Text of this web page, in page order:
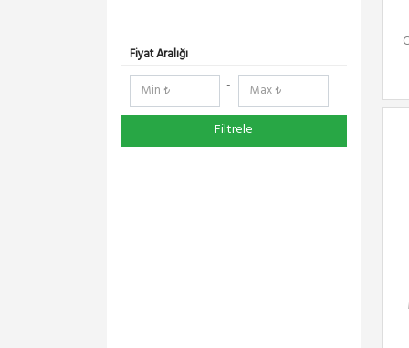
RedLine
RF Elements
NetElastic
Paessler
TENDA
Fiyat Aralığı
-
Filtrele